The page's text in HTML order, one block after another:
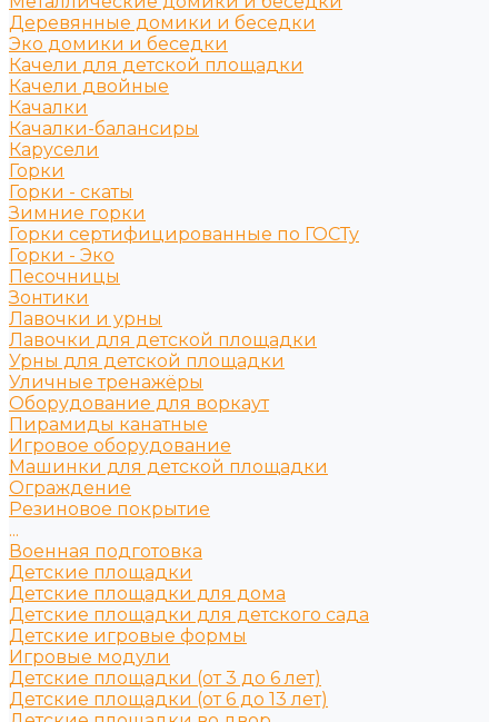
Деревянные домики и беседки
Эко домики и беседки
Качели для детской площадки
Качели двойные
Качалки
Качалки-балансиры
Карусели
Горки
Горки - скаты
Зимние горки
Горки сертифицированные по ГОСТу
Горки - Эко
Песочницы
Зонтики
Лавочки и урны
Лавочки для детской площадки
Урны для детской площадки
Уличные тренажёры
Оборудование для воркаут
Пирамиды канатные
Игровое оборудование
Машинки для детской площадки
Ограждение
Резиновое покрытие
...
Военная подготовка
Детские площадки
Детские площадки для дома
Детские площадки для детского сада
Детские игровые формы
Игровые модули
Детские площадки (от 3 до 6 лет)
Детские площадки (от 6 до 13 лет)